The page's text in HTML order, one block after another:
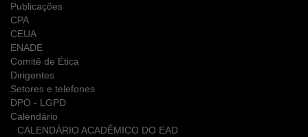
Publicações
CPA
CEUA
ENADE
Comitê de Ética
Dirigentes
Setores e telefones
DPO - LGPD
Calendário
CALENDÁRIO ACADÊMICO DO EAD